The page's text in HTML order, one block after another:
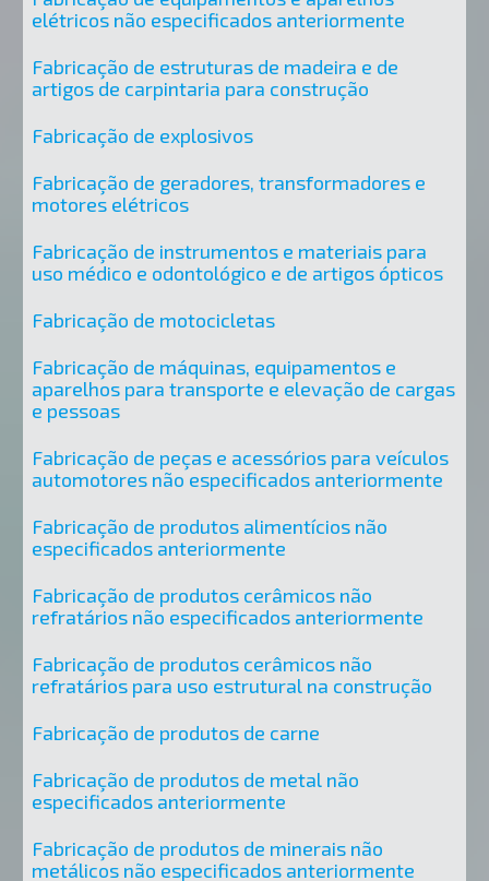
elétricos não especificados anteriormente
Fabricação de estruturas de madeira e de
artigos de carpintaria para construção
Fabricação de explosivos
Fabricação de geradores, transformadores e
motores elétricos
Fabricação de instrumentos e materiais para
uso médico e odontológico e de artigos ópticos
Fabricação de motocicletas
Fabricação de máquinas, equipamentos e
aparelhos para transporte e elevação de cargas
e pessoas
Fabricação de peças e acessórios para veículos
automotores não especificados anteriormente
Fabricação de produtos alimentícios não
especificados anteriormente
Fabricação de produtos cerâmicos não
refratários não especificados anteriormente
Fabricação de produtos cerâmicos não
refratários para uso estrutural na construção
Fabricação de produtos de carne
Fabricação de produtos de metal não
especificados anteriormente
Fabricação de produtos de minerais não
metálicos não especificados anteriormente